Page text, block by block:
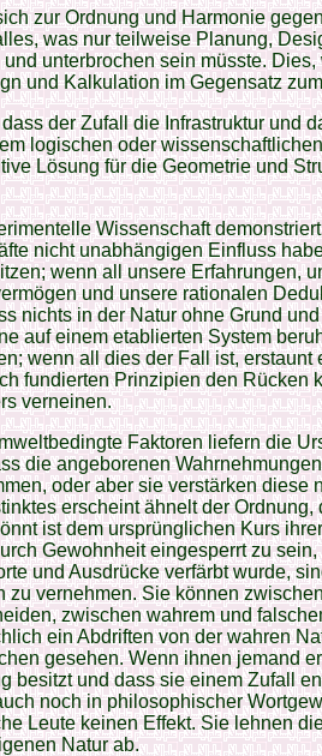
zur Ordnung und Harmonie
was nur teilweise Planung,
unterbrochen sein müsste.
und Kalkulation im Gegensatz
der Zufall die Infrastruktur und
logischen oder
Lösung für die Geometrie und
Wissenschaft
nicht unabhängigen Einfluss
wenn all unsere Erfahrungen,
und unsere rationalen
nichts in der Natur ohne Grund
auf einem etablierten System
wenn all dies der Fall ist, erstaunt
fundierten Prinzipien den Rücken
verneinen.
Faktoren liefern die
die angeborenen
oder aber sie verstärken diese
erscheint ähnelt der Ordnung,
ist dem ursprünglichen Kurs
Gewohnheit eingesperrt zu
und Ausdrücke verfärbt wurde,
zu vernehmen. Sie können
zwischen wahrem und
ein Abdriften von der wahren
gesehen. Wenn ihnen jemand
besitzt und dass sie einem Zufall
noch in philosophischer
Leute keinen Effekt. Sie lehnen
Natur ab.